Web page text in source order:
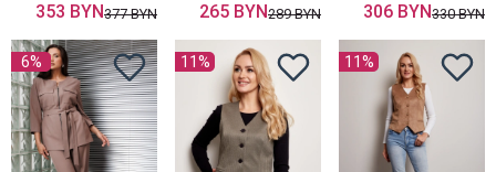
353 BYN377 BYN 265 BYN289 BYN 306 BYN330 BYN
6% 11% 11%